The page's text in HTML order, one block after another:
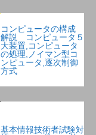
コンピュータの構成
解説 コンピュータ５
大装置,コンピュータ
の処理,ノイマン型コ
ンピュータ,逐次制御
方式
基本情報技術者試験対